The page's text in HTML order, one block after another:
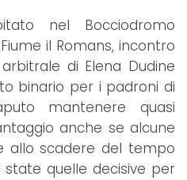
nel Bocciodromo
il Romans, incontro
di Elena Dudine
binario per i padroni di
mantenere quasi
anche se alcune
allo scadere del tempo
quelle decisive per